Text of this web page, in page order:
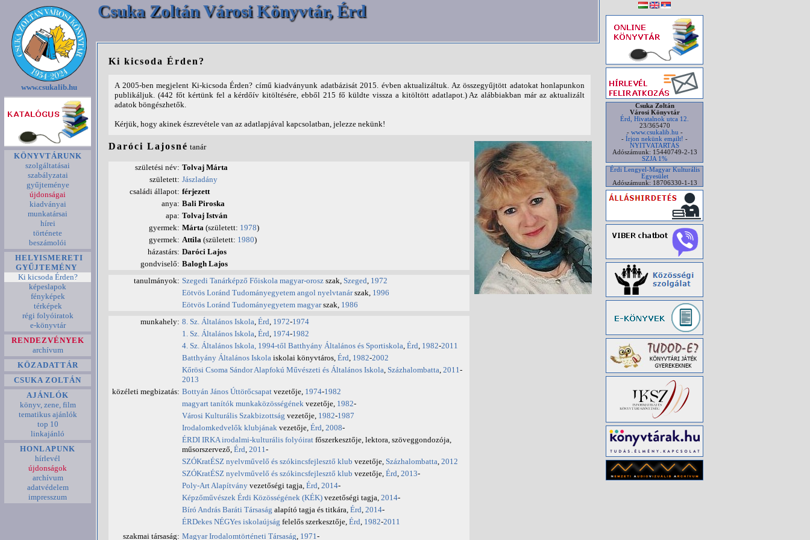
Csuka Zoltán Városi Könyvtár, Érd
www.csukalib.hu
KÖNYVTÁRUNK
szolgáltatásai
szabályzatai
gyűjteménye
újdonságai
kiadványai
munkatársai
hírei
története
beszámolói
HELYISMERETI
GYŰJTEMÉNY
Ki kicsoda Érden?
képeslapok
fényképek
térképek
régi folyóiratok
e-könyvtár
RENDEZVÉNYEK
archívum
KÖZADATTÁR
CSUKA ZOLTÁN
AJÁNLÓK
könyv, zene, film
tematikus ajánlók
top 10
linkajánló
HONLAPUNK
hírlevél
újdonságok
archívum
adatvédelem
impresszum
Ki kicsoda Érden?
A 2005-ben megjelent Ki-kicsoda Érden? című kiadványunk adatbázisát 2015. évben aktualizáltuk. Az összegyűjtött adatokat honlapunkon
publikáljuk. (442 főt kértünk fel a kérdőív kitöltésére, ebből 215 fő küldte vissza a kitöltött adatlapot.) Az alábbiakban már az aktualizált
adatok böngészhetők.
Kérjük, hogy akinek észrevétele van az adatlapjával kapcsolatban, jelezze nekünk!
Daróci Lajosné tanár
születési név: Tolvaj Márta
született: Jászladány
családi állapot: férjezett
anya: Bali Piroska
apa: Tolvaj István
gyermek: Márta (született: 1978)
gyermek: Attila (született: 1980)
házastárs: Daróci Lajos
gondviselő: Balogh Lajos
tanulmányok: Szegedi Tanárképző Főiskola magyar-orosz szak, Szeged, 1972
Eötvös Loránd Tudományegyetem angol nyelvtanárszak, 1996
Eötvös Loránd Tudományegyetem magyarszak, 1986
munkahely: 8. Sz. Általános Iskola, Érd, 1972-1974
1. Sz. Általános Iskola, Érd, 1974-1982
4. Sz. Általános Iskola, 1994-től Batthyány Általános és Sportiskola, Érd, 1982-2011
Batthyány Általános Iskola iskolai könyvtáros, Érd, 1982-2002
Kőrösi Csoma Sándor Alapfokú Művészeti és Általános Iskola, Százhalombatta, 2011-
2013
közéleti megbizatás: Bottyán János Úttörőcsapat vezetője, 1974-1982
magyart tanítók munkaközösségének vezetője, 1982-
Városi Kulturális Szakbizottság vezetője, 1982-1987
Irodalomkedvelők klubjának vezetője, Érd, 2008-
ÉRDI IRKA irodalmi-kulturális folyóirat főszerkesztője, lektora, szöveggondozója,
műsorszervező, Érd, 2011-
SZÓKratÉSZ nyelvművelő és szókincsfejlesztő klub vezetője, Százhalombatta, 2012
SZÓKratÉSZ nyelvművelő és szókincsfejlesztő klub vezetője, Érd, 2013-
Poly-Art Alapítvány vezetőségi tagja, Érd, 2014-
Képzőművészek Érdi Közösségének (KÉK) vezetőségi tagja, 2014-
Bíró András Baráti Társaság alapító tagja és titkára, Érd, 2014-
ÉRDekes NÉGYes iskolaújság felelős szerkesztője, Érd, 1982-2011
szakmai társaság: Magyar Irodalomtörténeti Társaság, 1971-
Csuka Zoltán
Városi Könyvtár
Érd, Hivatalnok utca 12.
23/365470
- www.csukalib.hu -
- Írjon nekünk emailt! -
NYITVATARTÁS
Adószámunk: 15440749-2-13
SZJA 1%
Érdi Lengyel-Magyar Kulturális
Egyesület
Adószámunk: 18706330-1-13